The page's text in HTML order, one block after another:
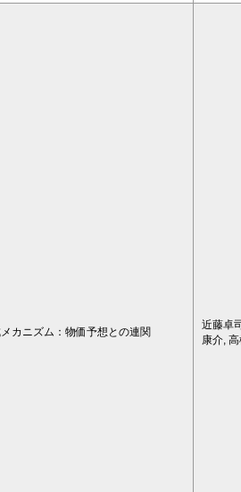
カニズム：物価予想との連関
近藤卓
康介,